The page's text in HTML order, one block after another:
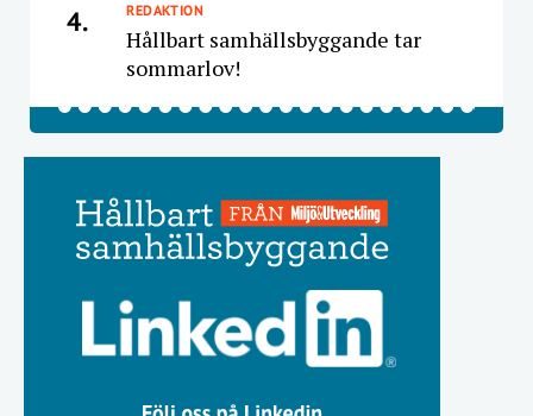
4. REDAKTION
Hållbart samhällsbyggande tar
sommarlov!